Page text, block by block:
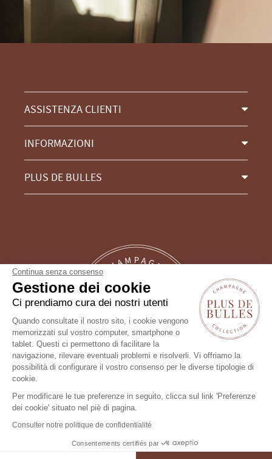
ASSISTENZA CLIENTI
INFORMAZIONI
PLUS DE BULLES
Seguici !
FILTRO
Continua senza consenso
Gestione dei cookie
Ci prendiamo cura dei nostri utenti
Quando consultate il nostro sito, i cookie vengono
memorizzati sul vostro computer, smartphone o
tablet. Questi ci permettono di facilitare la
navigazione, rilevare eventuali problemi e risolverli. Vi offriamo la
possibilità di configurare il vostro consenso per le diverse tipologie di
cookie.
Per modificare le tue preferenze in seguito, clicca sul link 'Preferenze
dei cookie' situato nel piè di pagina.
Consulter notre politique de confidentialité
Consentements certifiés par